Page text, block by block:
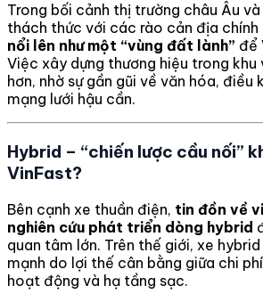
Trong bối cảnh thị trường châu Âu
thách thức với các rào cản địa chính
nổi lên như một “vùng đất lành” để
Việc xây dựng thương hiệu trong khu
hơn, nhờ sự gần gũi về văn hóa, điều
mạng lưới hậu cần.
Hybrid – “chiến lược cầu nối”
VinFast?
Bên cạnh xe thuần điện, tin đồn về
nghiên cứu phát triển dòng hybrid
quan tâm lớn. Trên thế giới, xe
mạnh do lợi thế cân bằng giữa chi
hoạt động và hạ tầng sạc.